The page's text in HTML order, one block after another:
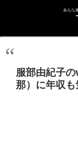
服部由紀子
那）に年収も